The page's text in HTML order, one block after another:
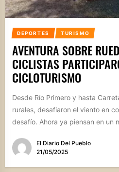
DEPORTES TURISMO
AVENTURA SOBRE
CICLISTAS
CICLOTURISMO
Desde Río Primero y hasta
rurales, desafiaron el viento en
desafío. Ahora ya piensan en un
El Diario Del Pueblo
21/05/2025